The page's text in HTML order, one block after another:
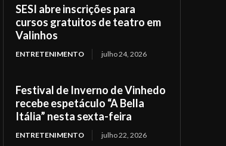
SESI abre inscrições para
cursos gratuitos de teatro em
Valinhos
ENTRETENIMENTO julho 24, 2026
Festival de Inverno de Vinhedo
recebe espetáculo “A Bella
Itália” nesta sexta-feira
ENTRETENIMENTO julho 22, 2026